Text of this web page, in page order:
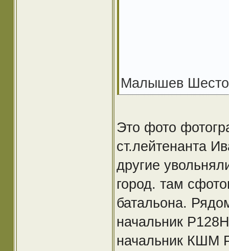
Малышев
Это фото
ст.лейтенанта
другие
город. там
батальона.
начальник
начальник КШМ